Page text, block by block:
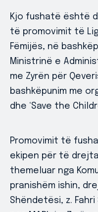
Kjo fushatë është
të promovimit të
Fëmijës, në
Ministrinë e
me Zyrën për
bashkëpunim me
dhe ‘Save the
Promovimit të
ekipen për të
themeluar nga
pranishëm ishin,
Shëndetësi, z.